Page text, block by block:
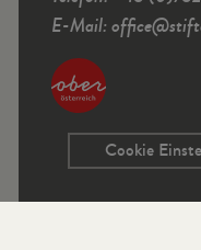
E-Mail:office@
Cookie